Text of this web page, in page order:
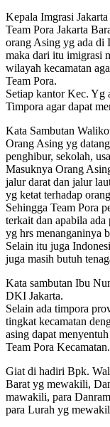
Kepala Imgrasi
Team Pora Jakarta
orang Asing yg ada di
maka dari itu imigrasi
wilayah kecamatan
Team Pora.
Setiap kantor Kec. Yg
Timpora agar dapat
Kata Sambutan
Orang Asing yg
penghibur, sekolah,
Masuknya Orang
jalur darat dan jalur
yg ketat terhadap
Sehingga Team Pora
terkait dan apabila
yg hrs menanganinya
Selain itu juga
juga masih butuh
Kata sambutan Ibu
DKI Jakarta.
Selain ada timpora
tingkat kecamatan
asing dapat
Team Pora Kecamatan.
Giat di hadiri Bpk.
Barat yg mewakili,
mawakili, para
para Lurah yg